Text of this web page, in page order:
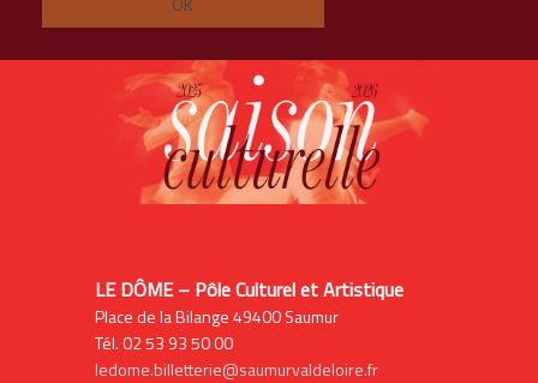
LE DÔME – Pôle Culturel et Artistique
Place de la Bilange 49400 Saumur
Tél. 02 53 93 50 00
ledome.billetterie@saumurvaldeloire.fr